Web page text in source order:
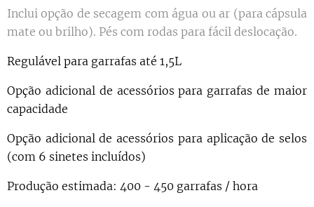
Inclui opção de secagem com água ou ar (para cápsula
mate ou brilho). Pés com rodas para fácil deslocação.
Regulável para garrafas até 1,5L
Opção adicional de acessórios para garrafas de maior
capacidade
Opção adicional de acessórios para aplicação de selos
(com 6 sinetes incluídos)
Produção estimada: 400 - 450 garrafas / hora